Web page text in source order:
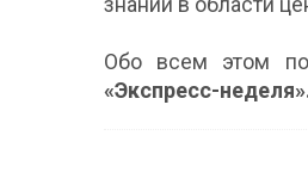
Обо всем этом
«Экспресс-